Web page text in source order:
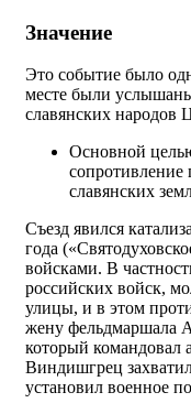
Значение
Это событие было
месте были
славянских народов
Основной
сопротивление
славянских
Съезд явился
года
войсками. В
российских войск,
улицы, и в этом
жену фельдмаршала
который командовал
Виндишгрец
установил военное